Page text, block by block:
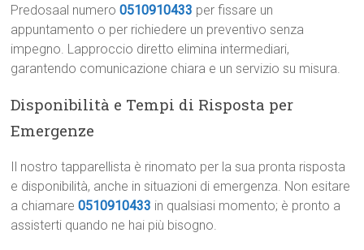
Predosaal numero0510910433 per fissare un
appuntamento o per richiedere un preventivo senza
impegno. Lapproccio diretto elimina intermediari,
garantendo comunicazione chiara e un servizio su misura.
Disponibilità e Tempi di Risposta per
Emergenze
Il nostro tapparellista è rinomato per la sua pronta risposta
e disponibilità, anche in situazioni di emergenza. Non esitare
a chiamare0510910433 in qualsiasi momento; è pronto a
assisterti quando ne hai più bisogno.